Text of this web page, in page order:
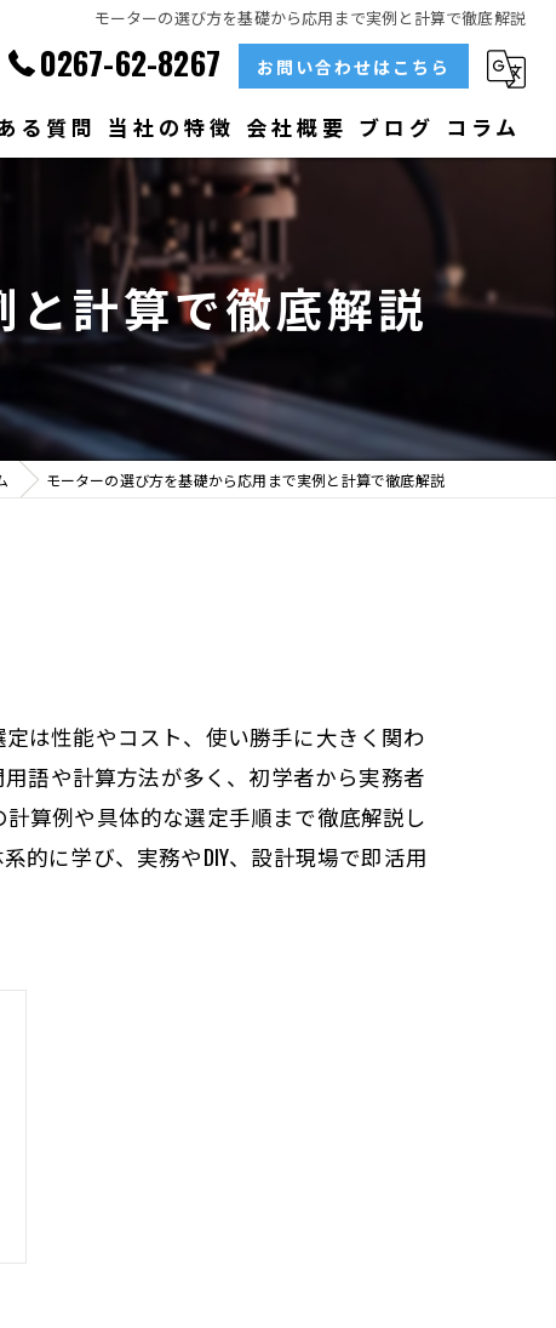
モーターの選び方を基礎から応用まで実例と計算で徹底解説
0267-62-8267 お問い合わせはこちら
る質問 当社の特徴
ベアリング
大型
メンテナンス
販売
会社概要 ブログ コラム
計算で徹底解説
モーターの選び方を基礎から応用まで実例と計算で徹底解説
は性能やコスト、使い勝手に大きく関わ
語や計算方法が多く、初学者から実務者
算例や具体的な選定手順まで徹底解説し
的に学び、実務やDIY、設計現場で即活用